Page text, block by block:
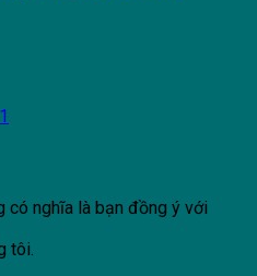
có nghĩa là bạn đồng ý với
tôi.